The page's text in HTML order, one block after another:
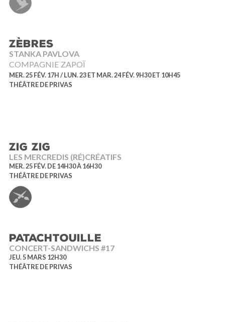
ZÈBRES
STANKA PAVLOVA
COMPAGNIE ZAPOÏ
MER. 25 FÉV. 17H / LUN. 23 ET MAR. 24 FÉV. 9H30 ET 10H45
THÉÂTRE DE PRIVAS
ZIG ZIG
LES MERCREDIS (RÉ)CRÉATIFS
MER. 25 FÉV. DE 14H30 À 16H30
THÉÂTRE DE PRIVAS
PATACHTOUILLE
CONCERT-SANDWICHS #17
JEU. 5 MARS 12H30
THÉÂTRE DE PRIVAS